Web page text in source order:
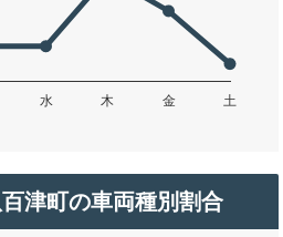
津町の車両種別割合